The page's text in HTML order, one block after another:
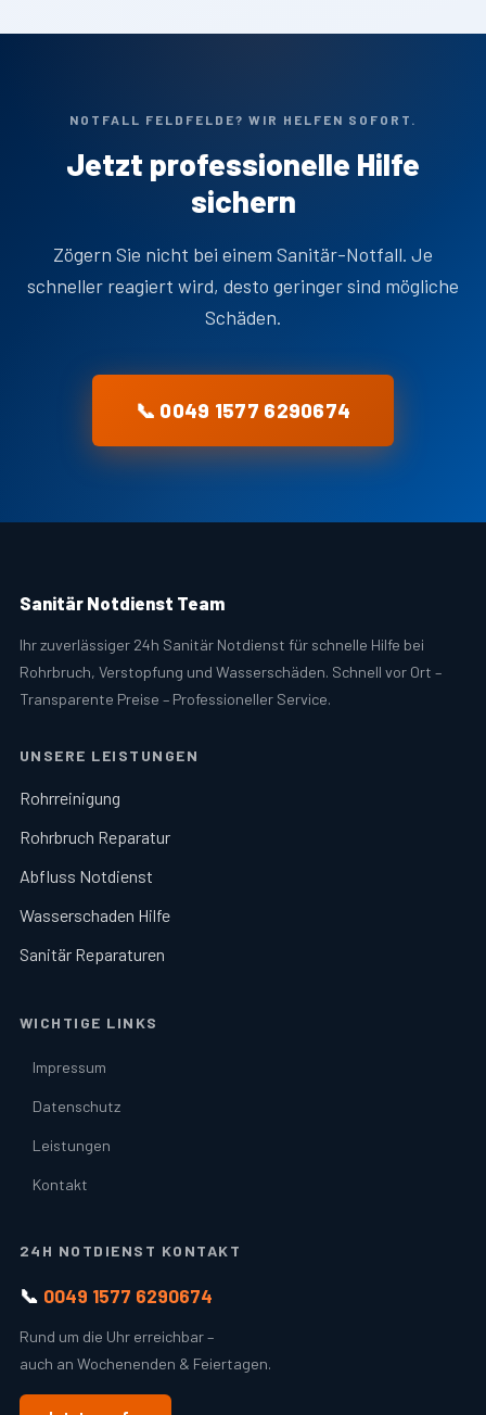
NOTFALL FELDFELDE? WIR HELFEN SOFORT.
Jetzt professionelle Hilfe
sichern
Zögern Sie nicht bei einem Sanitär-Notfall. Je
schneller reagiert wird, desto geringer sind mögliche
Schäden.
📞 0049 1577 6290674
Sanitär Notdienst Team
Ihr zuverlässiger 24h Sanitär Notdienst für schnelle Hilfe bei
Rohrbruch, Verstopfung und Wasserschäden. Schnell vor Ort –
Transparente Preise – Professioneller Service.
UNSERE LEISTUNGEN
Rohrreinigung
Rohrbruch Reparatur
Abfluss Notdienst
Wasserschaden Hilfe
Sanitär Reparaturen
WICHTIGE LINKS
Impressum
Datenschutz
Leistungen
Kontakt
24H NOTDIENST KONTAKT
📞 0049 1577 6290674
Rund um die Uhr erreichbar –
auch an Wochenenden & Feiertagen.